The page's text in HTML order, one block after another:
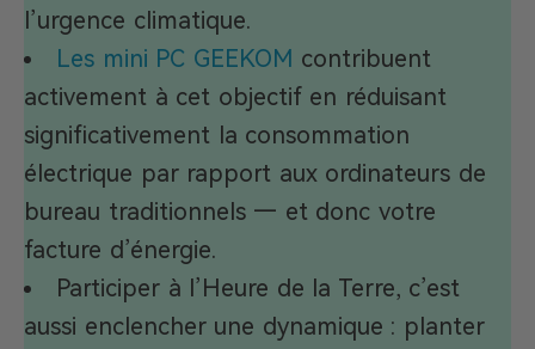
l’urgence climatique.
Les mini PC GEEKOM contribuent
activement à cet objectif en réduisant
significativement la consommation
électrique par rapport aux ordinateurs de
bureau traditionnels — et donc votre
facture d’énergie.
Participer à l’Heure de la Terre, c’est
aussi enclencher une dynamique : planter